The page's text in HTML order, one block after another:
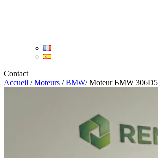
Contact
Accueil / Moteurs / BMW/ Moteur BMW 306D5